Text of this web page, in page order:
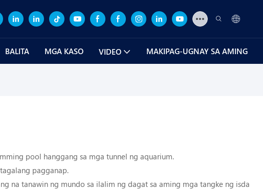
BALITA MGA KASO VIDEO MAKIPAG-UGNAY SA AMING
pool hanggang sa mga tunnel ng aquarium.
pagganap.
na tanawin ng mundo sa ilalim ng dagat sa aming mga tangke ng isda